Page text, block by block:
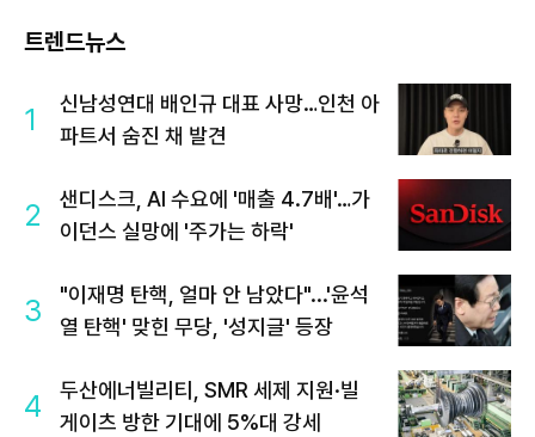
트렌드뉴스
1
신남성연대 배인규 대표 사망…인천 아
파트서 숨진 채 발견
2
샌디스크, AI 수요에 '매출 4.7배'…가
이던스 실망에 '주가는 하락'
3
"이재명 탄핵, 얼마 안 남았다"...'윤석
열 탄핵' 맞힌 무당, '성지글' 등장
4
두산에너빌리티, SMR 세제 지원·빌
게이츠 방한 기대에 5%대 강세